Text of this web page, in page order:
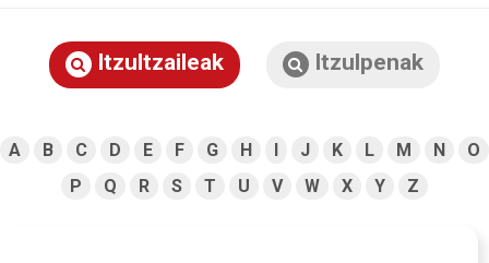
Itzultzaileak Itzulpenak
A B C D E F G H I J K L M N
O
P
Q R S T U V W X Y Z